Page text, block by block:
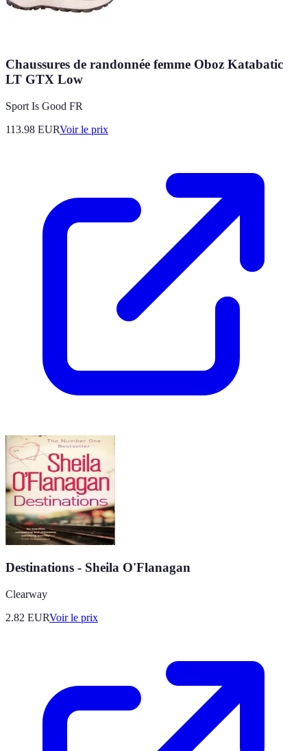
Chaussures de randonnée femme Oboz Katabatic
LT GTX Low
Sport Is Good FR
113.98 EURVoir le prix
Destinations - Sheila O'Flanagan
Clearway
2.82 EURVoir le prix